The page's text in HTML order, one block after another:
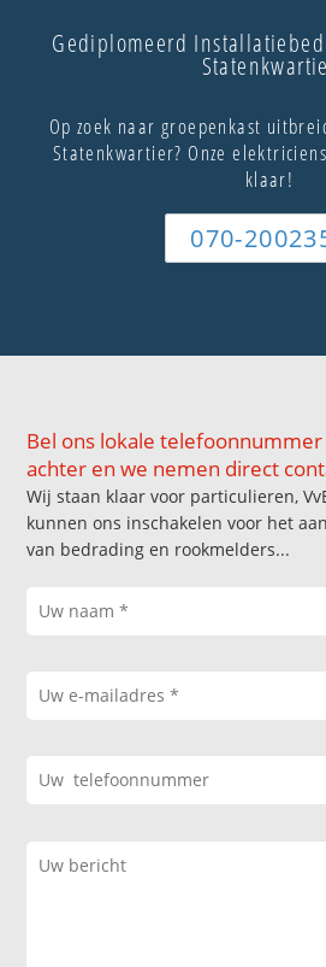
Gediplomeerd
Op zoek naar groepenkast
Statenkwartier? Onze
klaar!
070-
Bel ons lokale
achter en we nemen direct
Wij staan klaar voor particulieren,
kunnen ons inschakelen voor het
van bedrading en rookmelders...